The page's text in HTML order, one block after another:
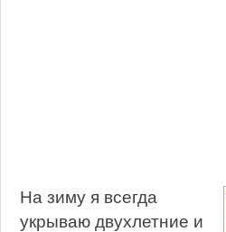
На зиму я всегда
укрываю двухлетние и